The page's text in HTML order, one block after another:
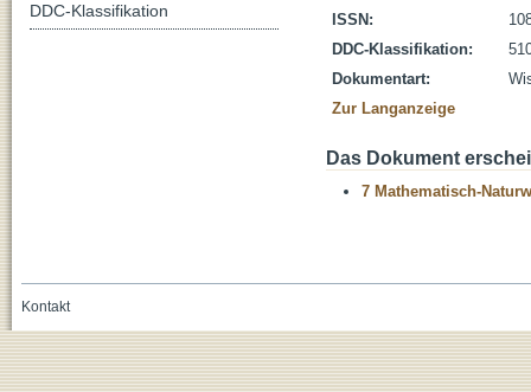
ISSN:
DDC-Klassifikation:
Dokumentart:
Zur Langanzeige
Das Dokument
7 Mathematisch-
DDC-Klassifikation
Kontakt